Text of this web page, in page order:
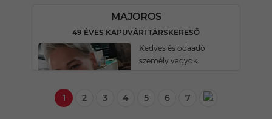
MAJOROS
49 ÉVES KAPUVÁRI TÁRSKERESŐ
Kedves és odaadó
személy vagyok.
1 2 3 4 5 6 7